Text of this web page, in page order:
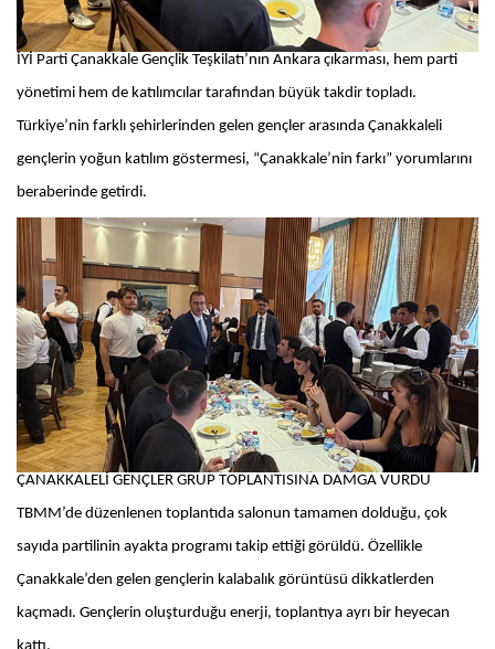
İYİ Parti Çanakkale Gençlik Teşkilatı’nın Ankara çıkarması, hem parti
yönetimi hem de katılımcılar tarafından büyük takdir topladı.
Türkiye’nin farklı şehirlerinden gelen gençler arasında Çanakkaleli
gençlerin yoğun katılım göstermesi, “Çanakkale’nin farkı” yorumlarını
beraberinde getirdi.
ÇANAKKALELİ GENÇLER GRUP TOPLANTISINA DAMGA VURDU
TBMM’de düzenlenen toplantıda salonun tamamen dolduğu, çok
sayıda partilinin ayakta programı takip ettiği görüldü. Özellikle
Çanakkale’den gelen gençlerin kalabalık görüntüsü dikkatlerden
kaçmadı. Gençlerin oluşturduğu enerji, toplantıya ayrı bir heyecan